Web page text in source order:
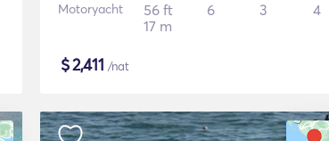
Motoryacht
56 ft
17 m
6 3 4
$2,411 /nat